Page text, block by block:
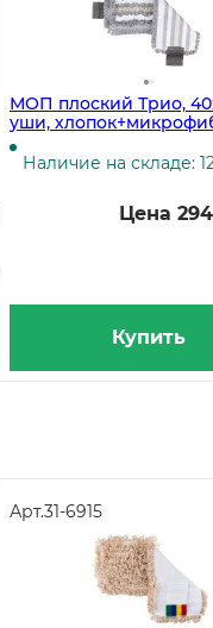
МОП плоский Трио,
уши,
(держатель 31-7272, 31-
Наличие на складе:
Цена
Купить
Арт.31-6915